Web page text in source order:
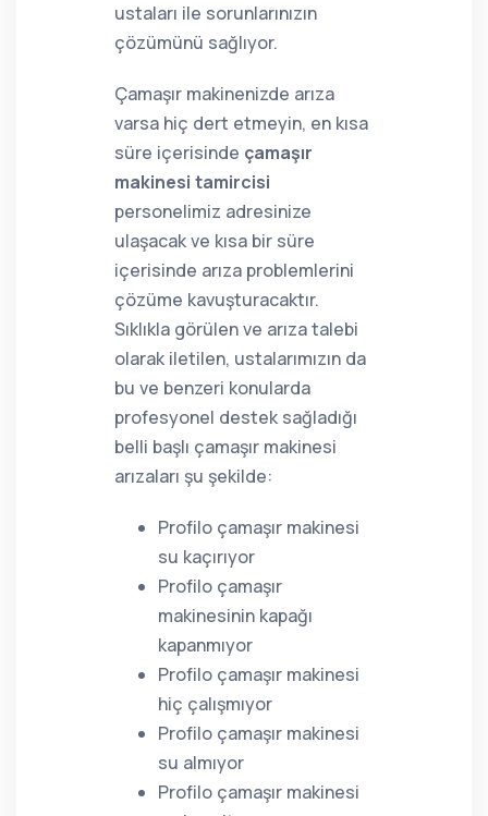
ustaları ile sorunlarınızın
çözümünü sağlıyor.
Çamaşır makinenizde arıza
varsa hiç dert etmeyin, en kısa
süre içerisinde çamaşır
makinesi tamircisi
personelimiz adresinize
ulaşacak ve kısa bir süre
içerisinde arıza problemlerini
çözüme kavuşturacaktır.
Sıklıkla görülen ve arıza talebi
olarak iletilen, ustalarımızın da
bu ve benzeri konularda
profesyonel destek sağladığı
belli başlı çamaşır makinesi
arızaları şu şekilde:
Profilo çamaşır makinesi
su kaçırıyor
Profilo çamaşır
makinesinin kapağı
kapanmıyor
Profilo çamaşır makinesi
hiç çalışmıyor
Profilo çamaşır makinesi
su almıyor
Profilo çamaşır makinesi